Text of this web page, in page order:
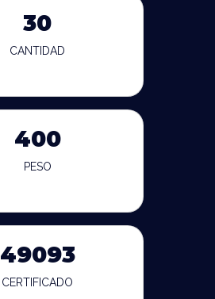
30
CANTIDAD
400
PESO
49093
CERTIFICADO